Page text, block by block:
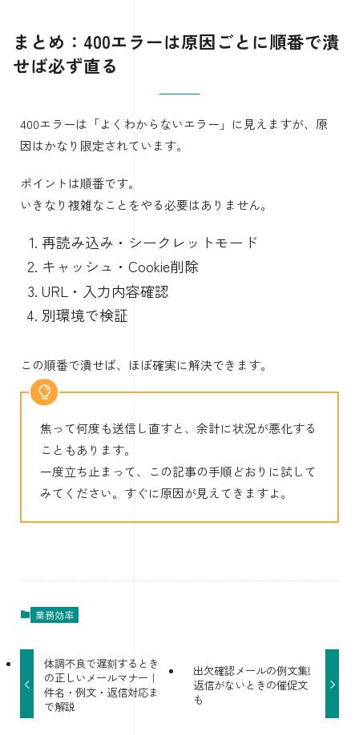
まとめ：400エラーは原因ごとに順番で潰
せば必ず直る
400エラーは「よくわからないエラー」に見えますが、原
因はかなり限定されています。
ポイントは順番です。
いきなり複雑なことをやる必要はありません。
再読み込み・シークレットモード
キャッシュ・Cookie削除
URL・入力内容確認
別環境で検証
この順番で潰せば、ほぼ確実に解決できます。
焦って何度も送信し直すと、余計に状況が悪化する
こともあります。
一度立ち止まって、この記事の手順どおりに試して
みてください。すぐに原因が見えてきますよ。
業務効率
体調不良で遅刻するとき
の正しいメールマナー｜
件名・例文・返信対応ま
で解説
出欠確認メールの例文集!
返信がないときの催促文
も